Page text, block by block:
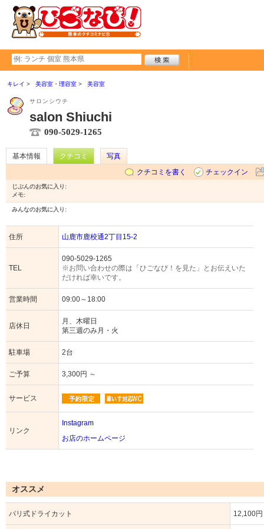
キレイ 美容室・理容室 美容室
サロンシウチ
salon Shiuchi
090-5029-1265
基本情報 クチコミ
写真
クチコミを書く
チェックイン
じぶんのお気に入り:
メモ:
みんなのお気に入り:
住所 山鹿市鹿校通2丁目15-2
TEL
090-5029-1265
※お問い合わせの際は「ひごなび！を見た」とお伝えいた
だければ幸いです。
営業時間 09:00～18:00
店休日
月、木曜日
第三週のみ月・火
駐車場 2台
ご予算 3,300円 ～
サービス
リンク
Instagram
お店のホームページ
オススメ
パリ式ドライカット 12,100円